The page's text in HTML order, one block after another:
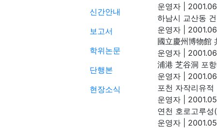
신간안내
보고서
학위논문
단행본
현장소식
운영자
하남시 교산동
운영자
國立慶州博物館
운영자
浦港 芝谷洞 포
운영자
포천 자작리유적
운영자
연천 호로고루
운영자